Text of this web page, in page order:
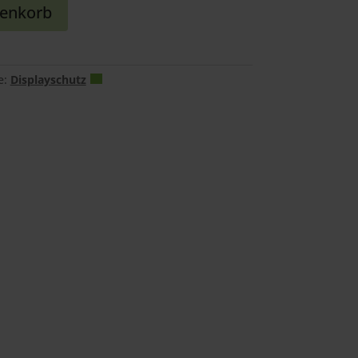
Displayschutz